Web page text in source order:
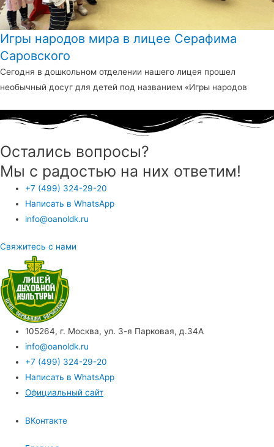
Игры народов мира в лицее Серафима
Саровского
Сегодня в дошкольном отделении нашего лицея прошел
необычный досуг для детей под названием «Игры народов
Остались вопросы?
Мы с радостью на них ответим!
+7 (499) 324-29-20
Написать в WhatsApp
info@oanoldk.ru
Свяжитесь с нами
105264, г. Москва, ул. 3-я Парковая, д.34А
info@oanoldk.ru
+7 (499) 324-29-20
Написать в WhatsApp
Официальный сайт
ВКонтакте